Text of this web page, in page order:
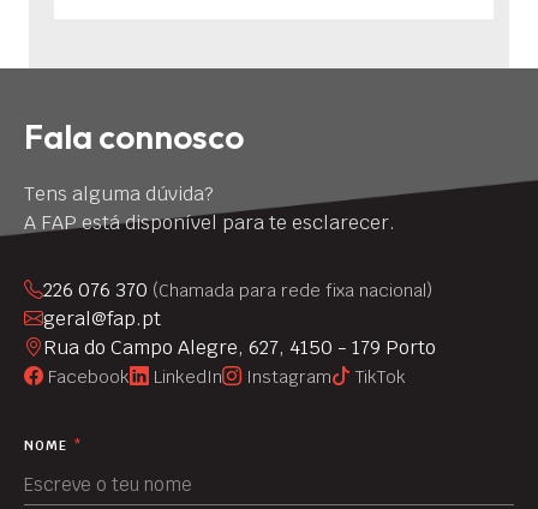
Fala connosco
Tens alguma dúvida?
A FAP está disponível para te esclarecer.
226 076 370 (Chamada para rede fixa nacional)
geral@fap.pt
Rua do Campo Alegre, 627, 4150 - 179 Porto
Facebook LinkedIn Instagram TikTok
NOME *